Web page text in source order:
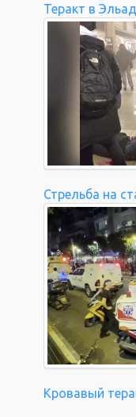
Теракт в
Стрельба на
Кровавый